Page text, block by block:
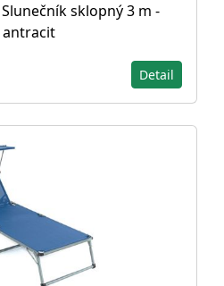
sklopný 3 m -
antracit
Detail